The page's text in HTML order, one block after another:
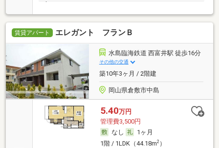
賃貸アパート エレガント フランＢ
水島臨海鉄道 西富井駅 徒歩16分
その他の交通
築10年3ヶ月 / 2階建
岡山県倉敷市中島
5.40万円
管理費3,500円
なし
1ヶ月
1階 / 1LDK（44.18m2）